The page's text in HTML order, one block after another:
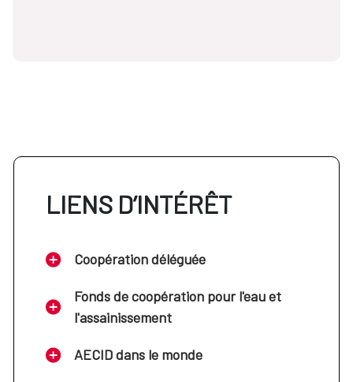
LIENS D’INTÉRÊT
Coopération déléguée
Fonds de coopération pour l'eau et
l'assainissement
AECID dans le monde